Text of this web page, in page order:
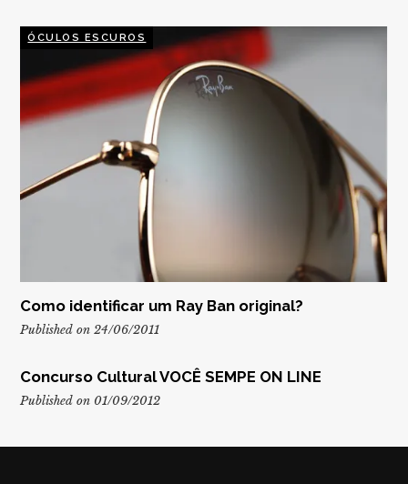
ÓCULOS ESCUROS
Como identificar um Ray Ban original?
Published on 24/06/2011
Concurso Cultural VOCÊ SEMPE ON LINE
Published on 01/09/2012